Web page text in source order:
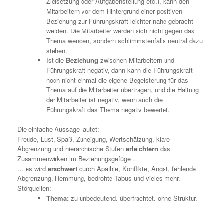
Mitarbeitern vor dem Hintergrund einer positiven
Beziehung zur Führungskraft leichter nahe gebracht
werden. Die Mitarbeiter werden sich nicht gegen das
Thema wenden, sondern schlimmstenfalls neutral dazu
stehen.
Ist die Beziehung zwischen Mitarbeitern und
Führungskraft negativ, dann kann die Führungskraft
noch nicht einmal die eigene Begeisterung für das
Thema auf die Mitarbeiter übertragen, und die Haltung
der Mitarbeiter ist negativ, wenn auch die
Führungskraft das Thema negativ bewertet.
Die einfache Aussage lautet:
Freude, Lust, Spaß, Zuneigung, Wertschätzung, klare
Abgrenzung und hierarchische Stufen erleichtern das
Zusammenwirken im Beziehungsgefüge …
… es wird erschwert durch Apathie, Konflikte, Angst, fehlende
Abgrenzung, Hemmung, bedrohte Tabus und vieles mehr.
Störquellen:
Thema: zu unbedeutend, überfrachtet, ohne Struktur,